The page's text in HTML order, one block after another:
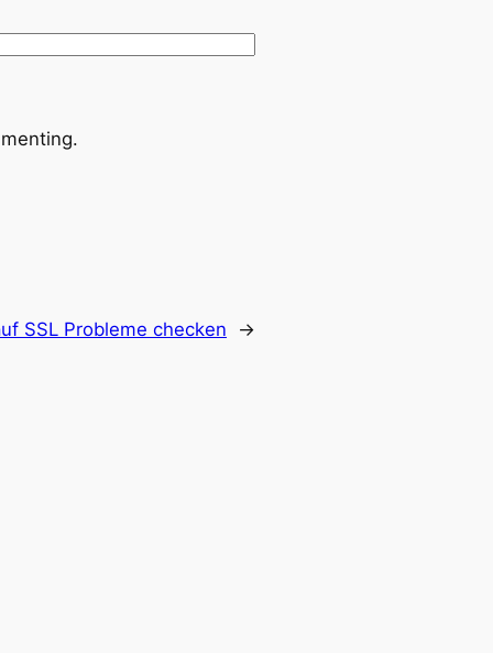
SSL Probleme checken →